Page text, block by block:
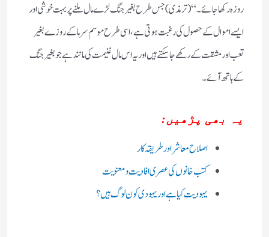
روزہ رکھا جائے۔“ (ترمذی) جس طرح بغیر جنگ لڑے مال ملنے پر بہت خوشی اور
ایسے اموال کے حصول کی رغبت ہوتی ہے، اسی طرح موسم سرما کے روزے بغیر
تعب اور مشقت کے رکھے جاسکتے ہیں اور یہ اس مال غنیمت کی مانند ہے جو بغیر جنگ
کے ہاتھ آئے۔
یہ بھی پڑھیں:
اصلاح معاشراور طریقہ کار
کتب خانوں کی عصری افادیت و معنویت
یہودیت کیا ہے اور یہودی کون لوگ ہیں؟